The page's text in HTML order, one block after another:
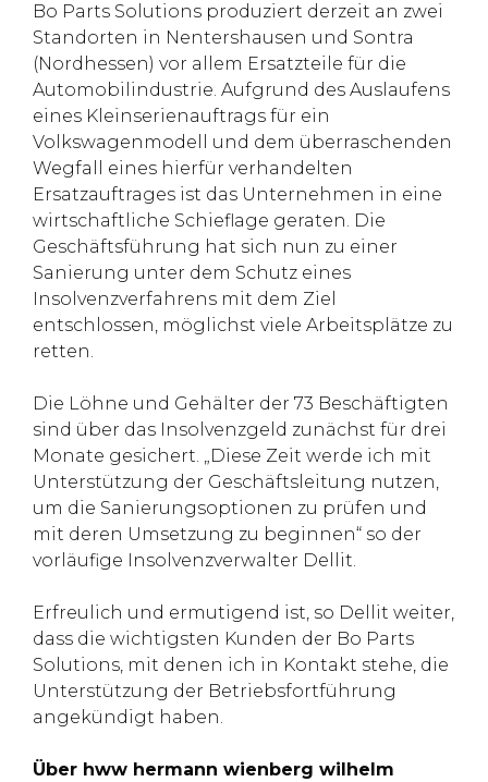
Bo Parts Solutions produziert derzeit an zwei
Standorten in Nentershausen und Sontra
(Nordhessen) vor allem Ersatzteile für die
Automobilindustrie. Aufgrund des Auslaufens
eines Kleinserienauftrags für ein
Volkswagenmodell und dem überraschenden
Wegfall eines hierfür verhandelten
Ersatzauftrages ist das Unternehmen in eine
wirtschaftliche Schieflage geraten. Die
Geschäftsführung hat sich nun zu einer
Sanierung unter dem Schutz eines
Insolvenzverfahrens mit dem Ziel
entschlossen, möglichst viele Arbeitsplätze zu
retten.
Die Löhne und Gehälter der 73 Beschäftigten
sind über das Insolvenzgeld zunächst für drei
Monate gesichert. „Diese Zeit werde ich mit
Unterstützung der Geschäftsleitung nutzen,
um die Sanierungsoptionen zu prüfen und
mit deren Umsetzung zu beginnen“ so der
vorläufige Insolvenzverwalter Dellit.
Erfreulich und ermutigend ist, so Dellit weiter,
dass die wichtigsten Kunden der Bo Parts
Solutions, mit denen ich in Kontakt stehe, die
Unterstützung der Betriebsfortführung
angekündigt haben.
Über hww hermann wienberg wilhelm